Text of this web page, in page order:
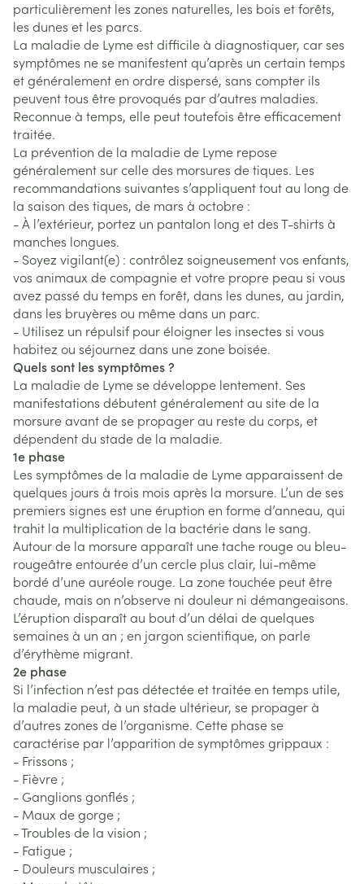
particulièrement les zones naturelles, les bois et forêts,
les dunes et les parcs.
La maladie de Lyme est difficile à diagnostiquer, car ses
symptômes ne se manifestent qu’après un certain temps
et généralement en ordre dispersé, sans compter ils
peuvent tous être provoqués par d’autres maladies.
Reconnue à temps, elle peut toutefois être efficacement
traitée.
La prévention de la maladie de Lyme repose
généralement sur celle des morsures de tiques. Les
recommandations suivantes s’appliquent tout au long de
la saison des tiques, de mars à octobre :
- À l’extérieur, portez un pantalon long et des T-shirts à
manches longues.
- Soyez vigilant(e) : contrôlez soigneusement vos enfants,
vos animaux de compagnie et votre propre peau si vous
avez passé du temps en forêt, dans les dunes, au jardin,
dans les bruyères ou même dans un parc.
- Utilisez un répulsif pour éloigner les insectes si vous
habitez ou séjournez dans une zone boisée.
Quels sont les symptômes ?
La maladie de Lyme se développe lentement. Ses
manifestations débutent généralement au site de la
morsure avant de se propager au reste du corps, et
dépendent du stade de la maladie.
1e phase
Les symptômes de la maladie de Lyme apparaissent de
quelques jours à trois mois après la morsure. L’un de ses
premiers signes est une éruption en forme d’anneau, qui
trahit la multiplication de la bactérie dans le sang.
Autour de la morsure apparaît une tache rouge ou bleu-
rougeâtre entourée d’un cercle plus clair, lui-même
bordé d’une auréole rouge. La zone touchée peut être
chaude, mais on n’observe ni douleur ni démangeaisons.
L’éruption disparaît au bout d’un délai de quelques
semaines à un an ; en jargon scientifique, on parle
d’érythème migrant.
2e phase
Si l’infection n’est pas détectée et traitée en temps utile,
la maladie peut, à un stade ultérieur, se propager à
d’autres zones de l’organisme. Cette phase se
caractérise par l’apparition de symptômes grippaux :
- Frissons ;
- Fièvre ;
- Ganglions gonflés ;
- Maux de gorge ;
- Troubles de la vision ;
- Fatigue ;
- Douleurs musculaires ;